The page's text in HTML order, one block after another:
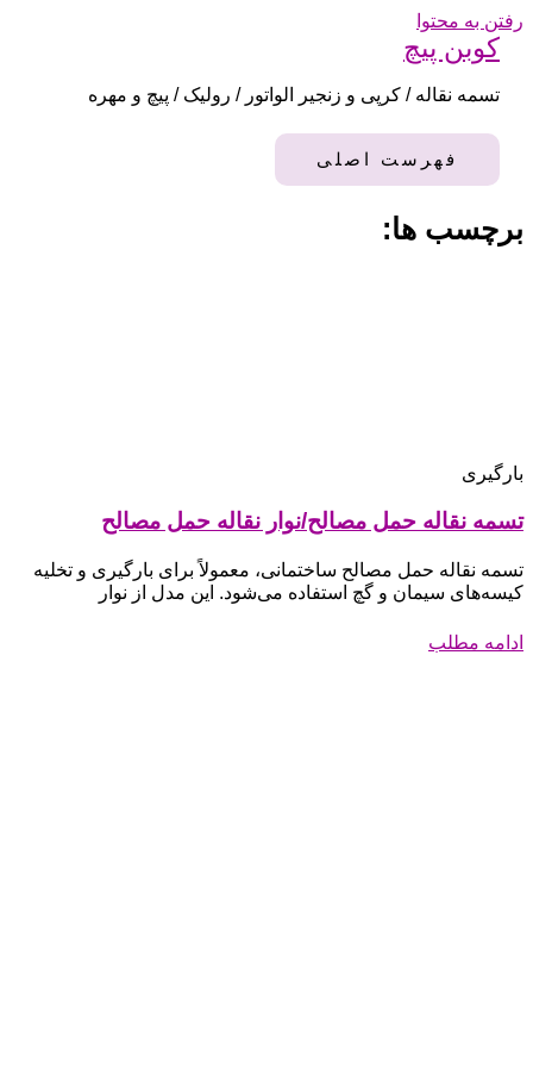
رفتن به محتوا
کوبن پیچ
تسمه نقاله / کرپی و زنجیر الواتور / رولیک / پیچ و مهره
فهرست اصلی
برچسب ها:
بارگیری
تسمه نقاله حمل مصالح/نوار نقاله حمل مصالح
تسمه نقاله حمل مصالح ساختمانی، معمولاً برای بارگیری و تخلیه
کیسه‌های سیمان و گچ استفاده می‌شود. این مدل از نوار
ادامه مطلب